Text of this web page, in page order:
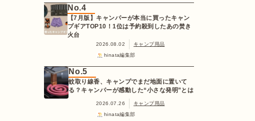
No.4
【7月版】キャンパーが本当に買ったキャン
プギアTOP10！1位は予約殺到したあの焚き
火台
2026.08.02
キャンプ用品
hinata編集部
No.5
蚊取り線香、キャンプでまだ地面に置いて
る？キャンパーが感動した“小さな発明”とは
2026.07.26
キャンプ用品
hinata編集部